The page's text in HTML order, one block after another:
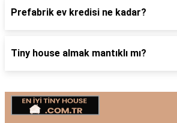
Prefabrik ev kredisi ne kadar?
Tiny house almak mantıklı mı?